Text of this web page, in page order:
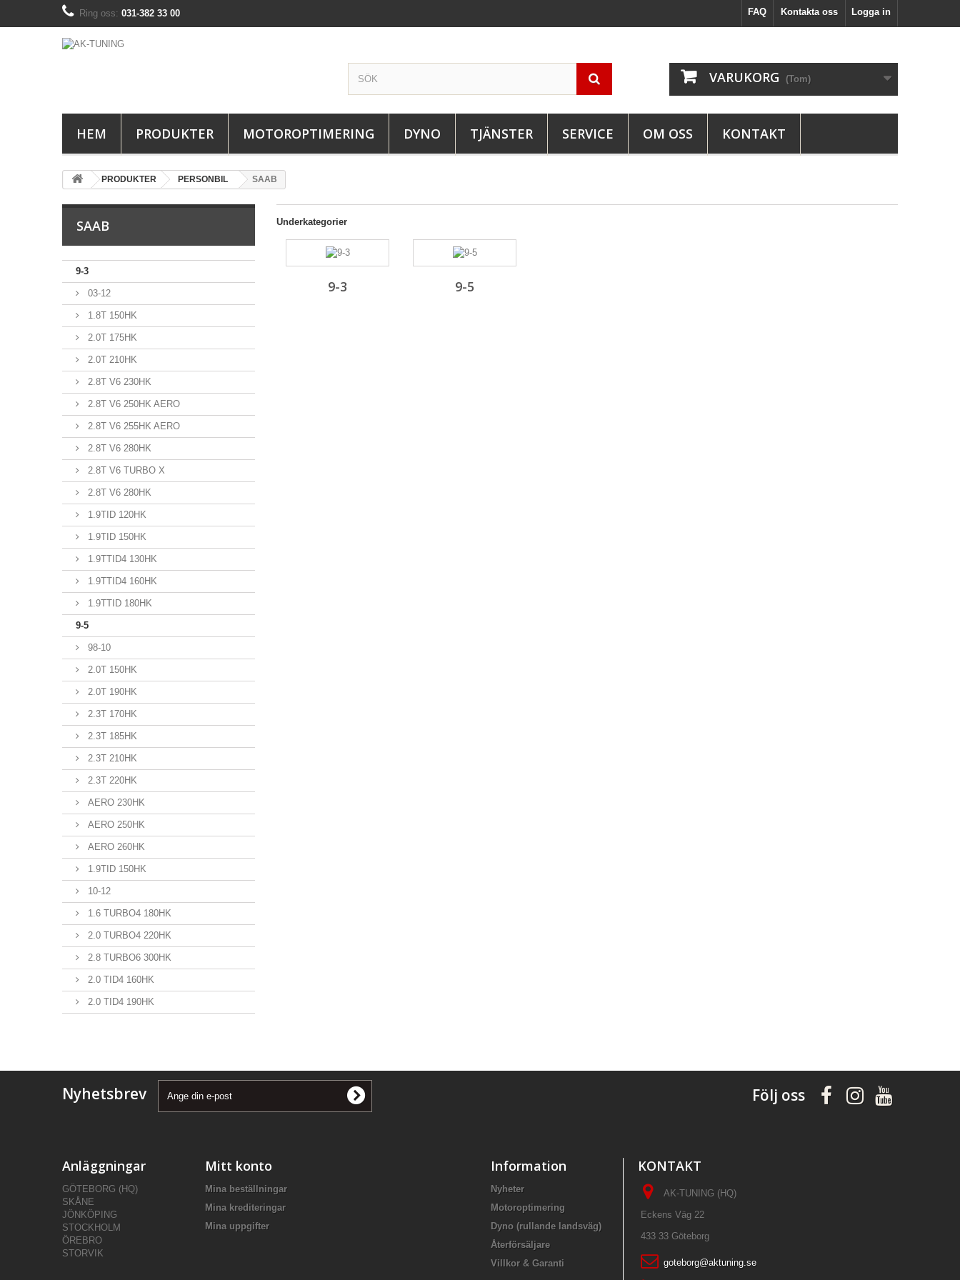
Logga in
Kontakta oss
FAQ
Ring oss: 031-382 33 00
VARUKORG (Tom)
HEM PRODUKTER MOTOROPTIMERING DYNO TJÄNSTER SERVICE OM OSS KONTAKT
PRODUKTER PERSONBIL SAAB
SAAB
9-3
03-12
1.8T 150HK
2.0T 175HK
2.0T 210HK
2.8T V6 230HK
2.8T V6 250HK AERO
2.8T V6 255HK AERO
2.8T V6 280HK
2.8T V6 TURBO X
2.8T V6 280HK
1.9TID 120HK
1.9TID 150HK
1.9TTID4 130HK
1.9TTID4 160HK
1.9TTID 180HK
9-5
98-10
2.0T 150HK
2.0T 190HK
2.3T 170HK
2.3T 185HK
2.3T 210HK
2.3T 220HK
AERO 230HK
AERO 250HK
AERO 260HK
1.9TID 150HK
10-12
1.6 TURBO4 180HK
2.0 TURBO4 220HK
2.8 TURBO6 300HK
2.0 TID4 160HK
2.0 TID4 190HK
Underkategorier
9-3 9-5
Nyhetsbrev Följ oss
Anläggningar
GÖTEBORG (HQ)
SKÅNE
JÖNKÖPING
STOCKHOLM
ÖREBRO
STORVIK
Mitt konto
Mina beställningar
Mina krediteringar
Mina uppgifter
Information
Nyheter
Motoroptimering
Dyno (rullande landsväg)
Återförsäljare
Villkor & Garanti
KONTAKT
AK-TUNING (HQ)
Eckens Väg 22
433 33 Göteborg
goteborg@aktuning.se